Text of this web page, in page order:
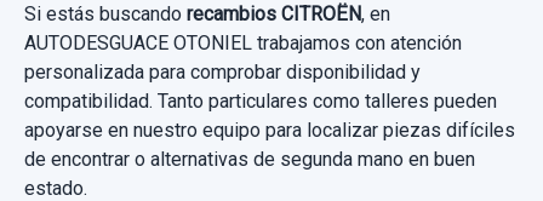
34,70 €
Sin IVA, gastos de envío no incluidos.
Consultar por whatsapp
Garantía 1 año
Ref:1034611 OEM:9832713980
46,27 €
Sin IVA, gastos de envío no incluidos.
Garantía 1 año
Ref:1049847 OEM:9842991880
56,19 €
Sin IVA, gastos de envío no incluidos.
Si estás buscando recambios CITROËN, en
AUTODESGUACE OTONIEL trabajamos con atención
personalizada para comprobar disponibilidad y
compatibilidad. Tanto particulares como talleres pueden
apoyarse en nuestro equipo para localizar piezas difíciles
de encontrar o alternativas de segunda mano en buen
estado.